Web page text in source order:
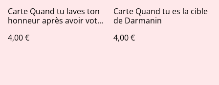
Carte Quand tu laves ton
honneur après avoir voté
4,00 €
Carte Quand tu es la cible
de Darmanin
4,00 €